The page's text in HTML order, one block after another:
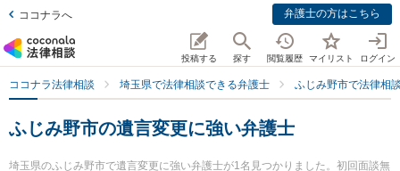
ココナラへ 弁護士の方はこちら
投稿する 探す 閲覧履歴 マイリスト ログイン
ココナラ法律相談 埼玉県で法律相談できる弁護士 ふじみ野市で法律相
ふじみ野市の遺言変更に強い弁護士
埼玉県のふじみ野市で遺言変更に強い弁護士が1名見つかりました。初回面談無